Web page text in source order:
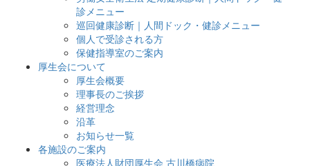
診メニュー
巡回健康診断｜人間ドック・健診メニュー
個人で受診される方
保健指導室のご案内
厚生会について
厚生会概要
理事長のご挨拶
経営理念
沿革
お知らせ一覧
各施設のご案内
医療法人財団厚生会 古川橋病院